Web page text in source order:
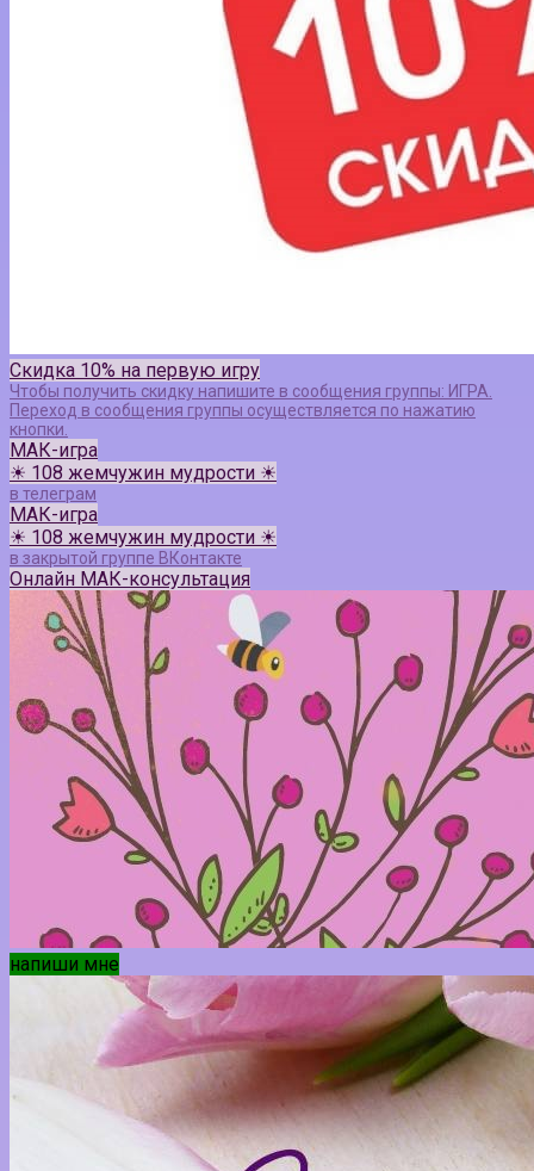
Скидка 10% на первую игру
Чтобы получить скидку напишите в сообщения группы: ИГРА.
Переход в сообщения группы осуществляется по нажатию
кнопки.
МАК-игра
☀ 108 жемчужин мудрости ☀
в телеграм
МАК-игра
☀ 108 жемчужин мудрости ☀
в закрытой группе ВКонтакте
Онлайн МАК-консультация
напиши мне